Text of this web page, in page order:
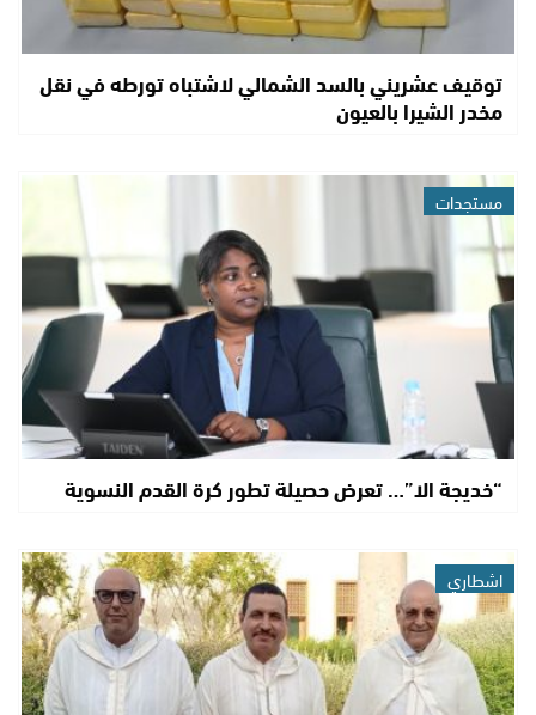
توقيف عشريني بالسد الشمالي لاشتباه تورطه في نقل
مخدر الشيرا بالعيون
مستجدات
“خديجة الا”… تعرض حصيلة تطور كرة القدم النسوية
اشطاري